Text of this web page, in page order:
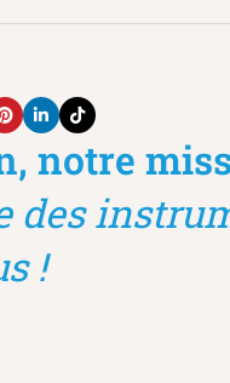
notre
des
!